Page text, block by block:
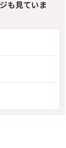
も見ていま